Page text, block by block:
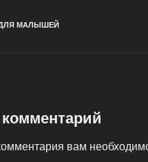
МАЛЫШЕЙ
вам